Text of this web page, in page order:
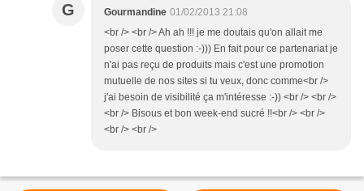
G Gourmandine 01/02/2013 21:08
<br /> <br /> Ah ah !!! je me doutais qu'on allait me
poser cette question :-))) En fait pour ce partenariat je
n'ai pas reçu de produits mais c'est une promotion
mutuelle de nos sites si tu veux, donc comme<br />
j'ai besoin de visibilité ça m'intéresse :-)) <br /> <br />
<br /> Bisous et bon week-end sucré !!<br /> <br />
<br /> <br />